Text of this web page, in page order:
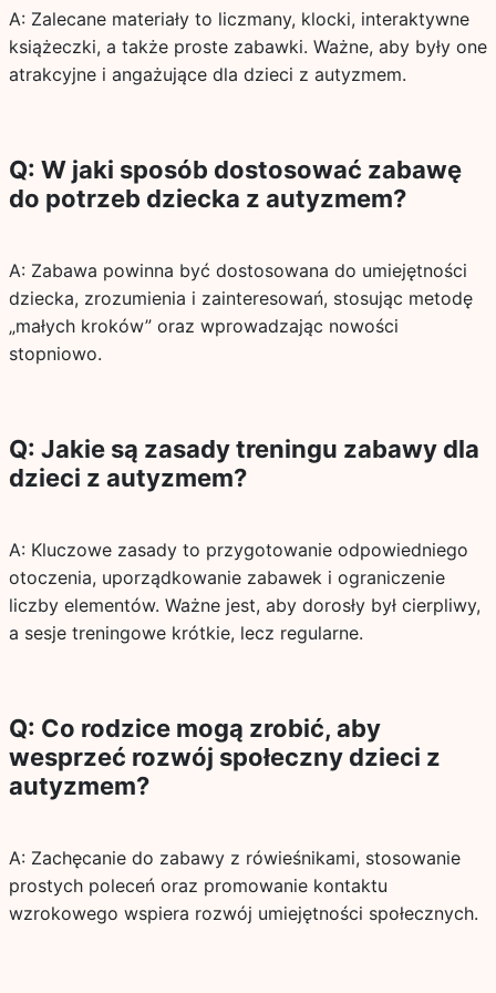
A: Zalecane materiały to liczmany, klocki, interaktywne
książeczki, a także proste zabawki. Ważne, aby były one
atrakcyjne i angażujące dla dzieci z autyzmem.
Q: W jaki sposób dostosować zabawę
do potrzeb dziecka z autyzmem?
A: Zabawa powinna być dostosowana do umiejętności
dziecka, zrozumienia i zainteresowań, stosując metodę
„małych kroków” oraz wprowadzając nowości
stopniowo.
Q: Jakie są zasady treningu zabawy dla
dzieci z autyzmem?
A: Kluczowe zasady to przygotowanie odpowiedniego
otoczenia, uporządkowanie zabawek i ograniczenie
liczby elementów. Ważne jest, aby dorosły był cierpliwy,
a sesje treningowe krótkie, lecz regularne.
Q: Co rodzice mogą zrobić, aby
wesprzeć rozwój społeczny dzieci z
autyzmem?
A: Zachęcanie do zabawy z rówieśnikami, stosowanie
prostych poleceń oraz promowanie kontaktu
wzrokowego wspiera rozwój umiejętności społecznych.